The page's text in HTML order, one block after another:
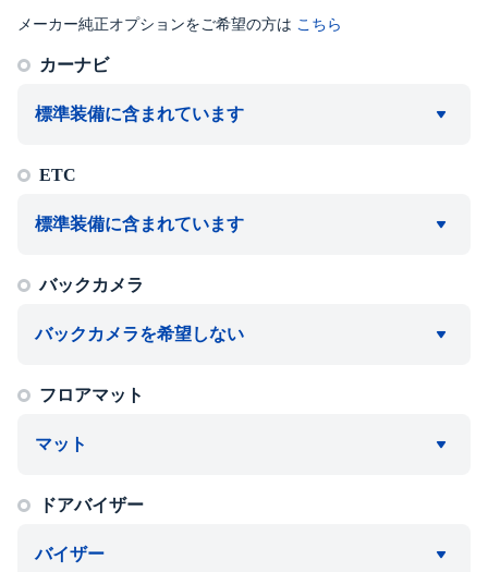
メーカー純正オプションをご希望の方は こちら
カーナビ
標準装備に含まれています
ETC
標準装備に含まれています
バックカメラ
バックカメラを希望しない
フロアマット
マット
ドアバイザー
バイザー